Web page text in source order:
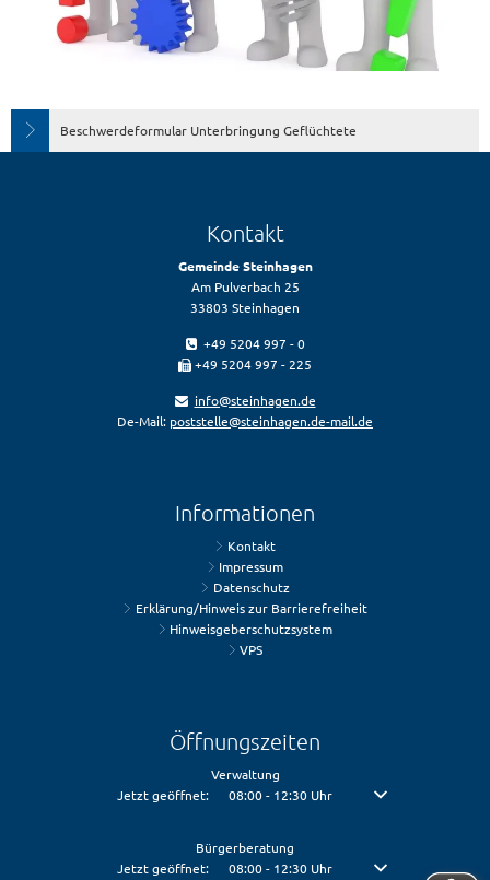
Beschwerdeformular Unterbringung Geflüchtete
Kontakt
Gemeinde Steinhagen
Am Pulverbach 25
33803 Steinhagen
+49 5204 997 - 0
+49 5204 997 - 225
info@steinhagen.de
De-Mail: poststelle@steinhagen.de-mail.de
Informationen
Kontakt
Impressum
Datenschutz
Erklärung/Hinweis zur Barrierefreiheit
Hinweisgeberschutzsystem
VPS
Öffnungszeiten
Verwaltung
Klicken, um weitere Öffnungs- oder Schließzeiten auszublenden
Jetzt geöffnet: 08:00- 12:30 Uhr Von 08:00 bis 12:30
Bürgerberatung
Klicken, um weitere Öffnungs- oder Schließzeiten auszublenden
Jetzt geöffnet: 08:00- 12:30 Uhr Von 08:00 bis 12:30